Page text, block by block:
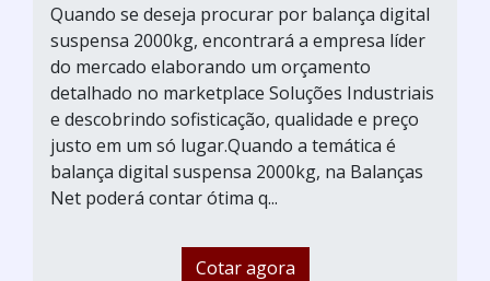
Quando se deseja procurar por balança digital
suspensa 2000kg, encontrará a empresa líder
do mercado elaborando um orçamento
detalhado no marketplace Soluções Industriais
e descobrindo sofisticação, qualidade e preço
justo em um só lugar.Quando a temática é
balança digital suspensa 2000kg, na Balanças
Net poderá contar ótima q...
Cotar agora